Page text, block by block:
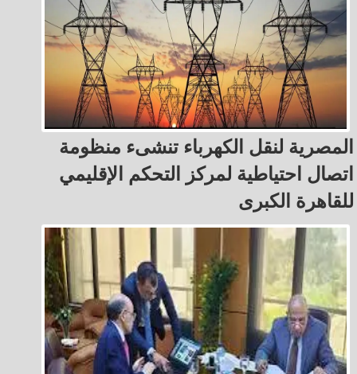
المصرية لنقل الكهرباء تنشىء منظومة
اتصال احتياطية لمركز التحكم الإقليمي
للقاهرة الكبرى